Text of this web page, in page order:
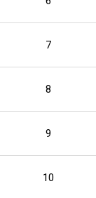
7
8
9
10